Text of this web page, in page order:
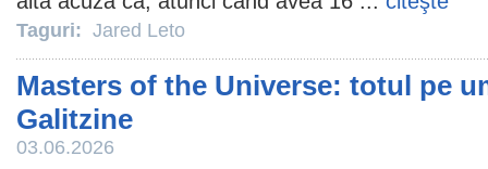
Taguri: Jared Leto
Masters of the Universe: totul pe
Galitzine
03.06.2026